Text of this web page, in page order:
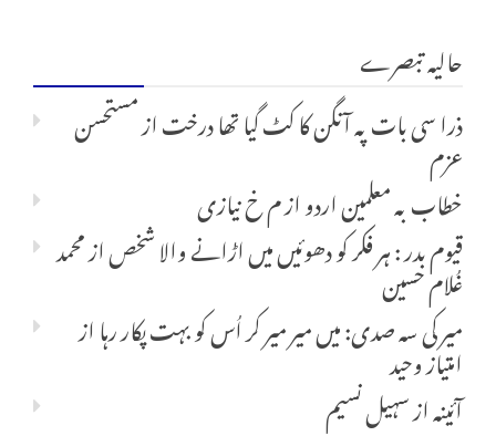
حالیہ تبصرے
ذرا سی بات پہ آنگن کا کٹ گیا تھا درختازمستحسن
عزم
خطاب بہ معلمین اردوازم خ نیازی
قیوم بدر : ہر فکر کو دھوئیں میں اڑانے والا شخصازمحمد
غُلام حسین
میر کی سہ صدی: میں میر میر کر اُس کو بہت پکار رہااز
امتیاز وحید
آئینہازسہیل نسیم